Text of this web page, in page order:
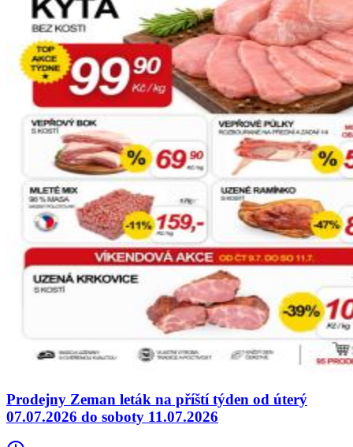
Prodejny Zeman leták na příští týden od úterý
07.07.2026 do soboty 11.07.2026